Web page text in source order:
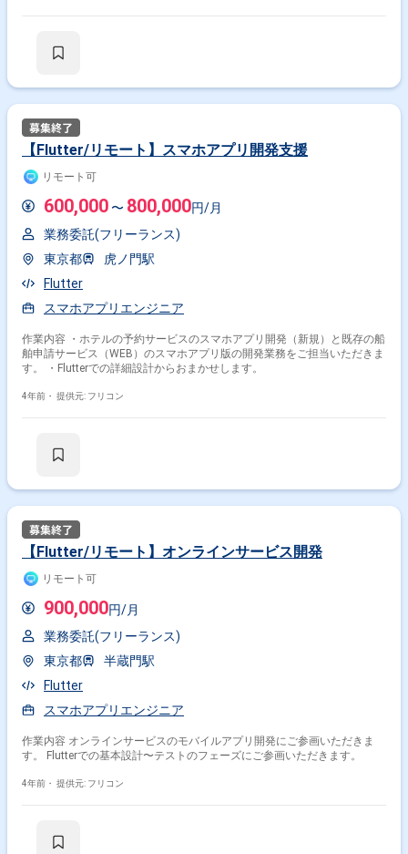
【Flutter/リモート】スマホアプリ開発支援
リモート可
600,000 〜 800,000円/月
業務委託(フリーランス)
東京都
虎ノ門駅
Flutter
スマホアプリエンジニア
作業内容 ・ホテルの予約サービスのスマホアプリ開発（新規）と既存の船
舶申請サービス（WEB）のスマホアプリ版の開発業務をご担当いただきま
す。 ・Flutterでの詳細設計からおまかせします。
4年前・ 提供元: フリコン
【Flutter/リモート】オンラインサービス開発
リモート可
900,000円/月
業務委託(フリーランス)
東京都
半蔵門駅
Flutter
スマホアプリエンジニア
作業内容 オンラインサービスのモバイルアプリ開発にご参画いただきま
す。 Flutterでの基本設計〜テストのフェーズにご参画いただきます。
4年前・ 提供元: フリコン
掛け合わせ条件で絞り込む
職種で絞り込む
Flutter × スマホアプリエンジニア
Flutter × ネイティブアプリエンジニア